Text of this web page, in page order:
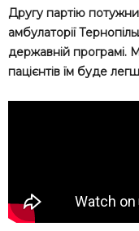
Другу партію
амбулаторії
державній програмі.
пацієнтів їм буде